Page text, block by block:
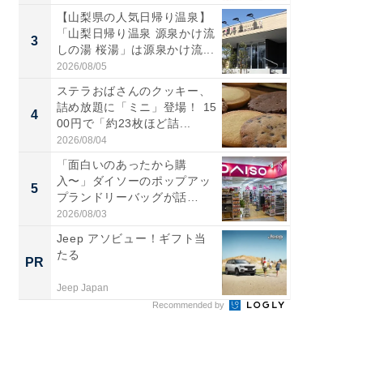
3
【山梨県の人気日帰り温泉】
「山梨日帰り温泉 源泉かけ流
しの湯 桜湯」は源泉かけ流...
2026/08/05
4
ステラおばさんのクッキー、
詰め放題に「ミニ」登場！ 15
00円で「約23枚ほど詰...
2026/08/04
5
「面白いのあったから購
入〜」ダイソーのポップアッ
プランドリーバッグが話
題。“さま...
2026/08/03
PR
Jeep アソビュー！ギフト当
たる
Jeep Japan
Recommended by